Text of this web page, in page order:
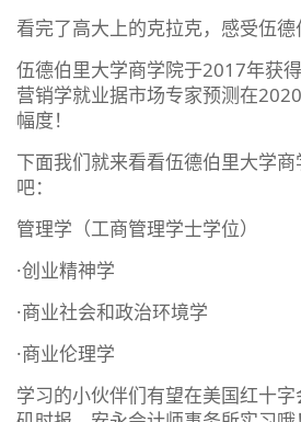
看完了高大上的克拉克，感受伍
伍德伯里大学商学院于2017年获
营销学就业据市场专家预测在
幅度！
下面我们就来看看伍德伯里大学
吧：
管理学（工商管理学士学位）
·创业精神学
·商业社会和政治环境学
·商业伦理学
学习的小伙伴们有望在美国红十